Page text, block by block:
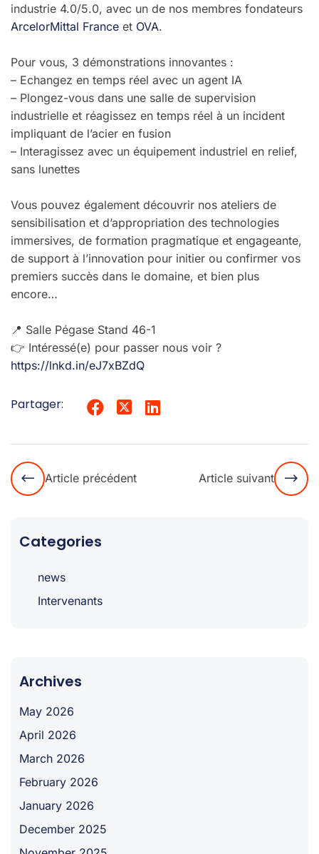
industrie 4.0/5.0, avec un de nos membres fondateurs
ArcelorMittal France et OVA.
Pour vous, 3 démonstrations innovantes :
– Echangez en temps réel avec un agent IA
– Plongez-vous dans une salle de supervision
industrielle et réagissez en temps réel à un incident
impliquant de l’acier en fusion
– Interagissez avec un équipement industriel en relief,
sans lunettes
Vous pouvez également découvrir nos ateliers de
sensibilisation et d’appropriation des technologies
immersives, de formation pragmatique et engageante,
de support à l’innovation pour initier ou confirmer vos
premiers succès dans le domaine, et bien plus
encore…
📍 Salle Pégase Stand 46-1
👉 Intéressé(e) pour passer nous voir ?
https://lnkd.in/eJ7xBZdQ
Partager:
Article précédent Article suivant
Categories
news
Intervenants
Archives
May 2026
April 2026
March 2026
February 2026
January 2026
December 2025